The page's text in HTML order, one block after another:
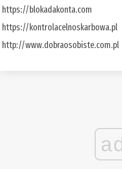
https://blokadakonta.com
https://kontrolacelnoskarbowa.pl
http://www.dobraosobiste.com.pl
ad